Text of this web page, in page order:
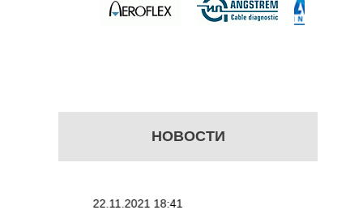
НОВОСТИ
22.11.2021 18:41